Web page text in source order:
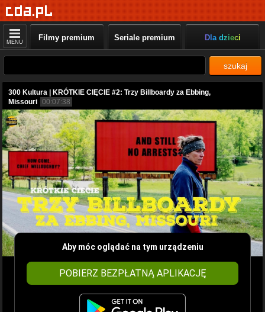
MENU Filmy premium Seriale premium Dla dzieci
szukaj
300 Kultura | KRÓTKIE CIĘCIE #2: Trzy Billboardy za Ebbing,
Missouri 00:07:38
Aby móc oglądać na tym urządzeniu
POBIERZ BEZPŁATNĄ APLIKACJĘ